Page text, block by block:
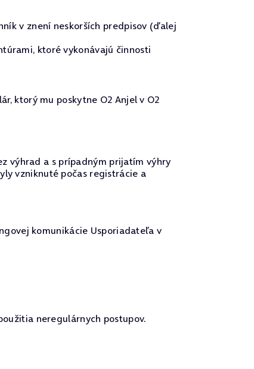
v znení neskorších predpisov (ďalej
ktoré vykonávajú činnosti
ktorý mu poskytne O2 Anjel v O2
výhrad a s prípadným prijatím výhry
vzniknuté počas registrácie a
komunikácie Usporiadateľa v
neregulárnych postupov.